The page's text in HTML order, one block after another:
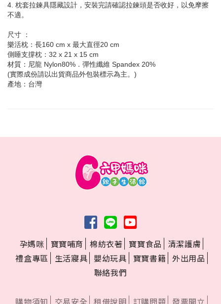
4. 枕套拉鍊具隱藏設計，安裝完請確認拉鍊頭是否收好，以免摩擦
不適。
尺寸 ：
樂活枕：長160 cm x 最大直徑20 cm
側睡支撐枕：32 x 21 x 15 cm
材質：尼龍 Nylon80%．彈性纖維 Spandex 20%
(實際成份請以出貨商品外包裝標示為主。)
產地：台灣
孕媽咪 寶寶哺育 棉紡衣著 寶寶食品
清潔護膚
禮盒專區
生活寢具 嬰幼玩具 寶寶書籍 外出用品
聯絡我們